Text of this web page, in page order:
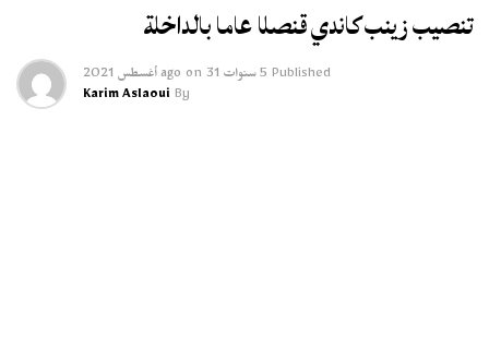
تنصيب زينب كاندي قنصلا عاما بالداخلة
Published 5 سنوات ago on 31 أغسطس 2021
By
Karim Aslaoui